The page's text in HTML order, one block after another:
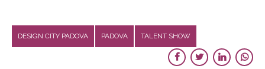
DESIGN CITY PADOVA PADOVA TALENT SHOW